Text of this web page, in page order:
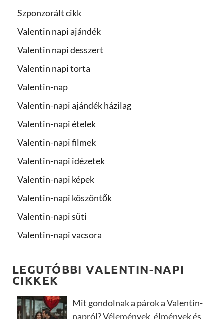
Szponzorált cikk
Valentin napi ajándék
Valentin napi desszert
Valentin napi torta
Valentin-nap
Valentin-napi ajándék házilag
Valentin-napi ételek
Valentin-napi filmek
Valentin-napi idézetek
Valentin-napi képek
Valentin-napi köszöntők
Valentin-napi süti
Valentin-napi vacsora
LEGUTÓBBI VALENTIN-NAPI
CIKKEK
Mit gondolnak a párok a Valentin-
napról? Vélemények, élmények és